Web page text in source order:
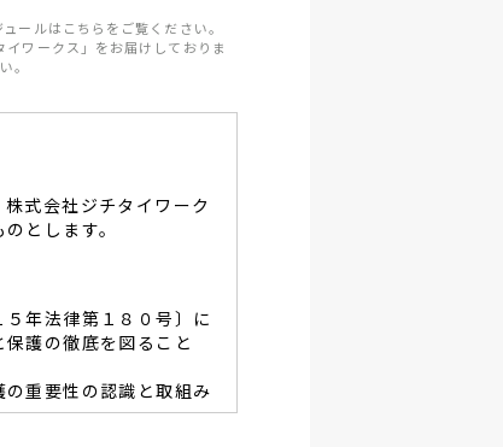
ールはこちらをご覧ください。
ワークス」をお届けしておりま
。
式会社ジチタイワーク
とします。
年法律第１８０号〕に
護の徹底を図ること
重要性の認識と取組み